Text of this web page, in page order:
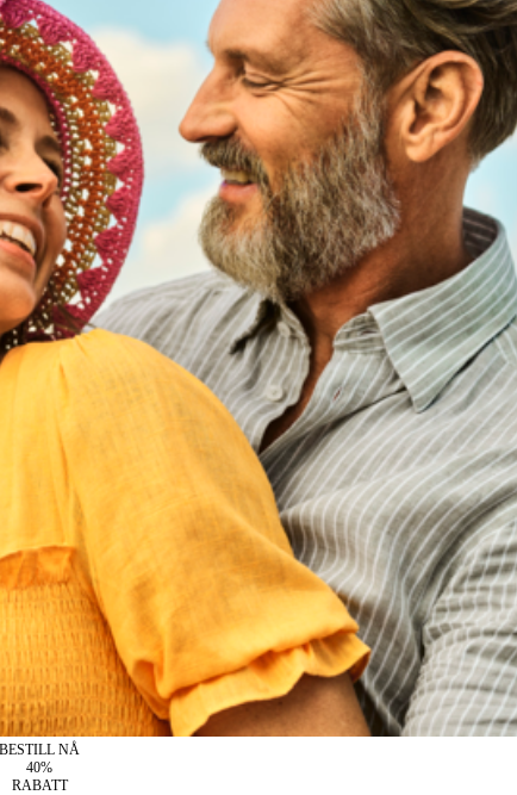
BESTILL NÅ
40%
RABATT